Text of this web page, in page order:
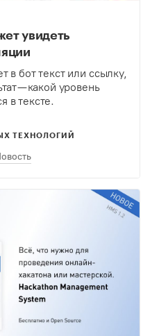
увидеть
в бот текст или ссылку,
— какой уровень
в тексте.
ТЕХНОЛОГИЙ